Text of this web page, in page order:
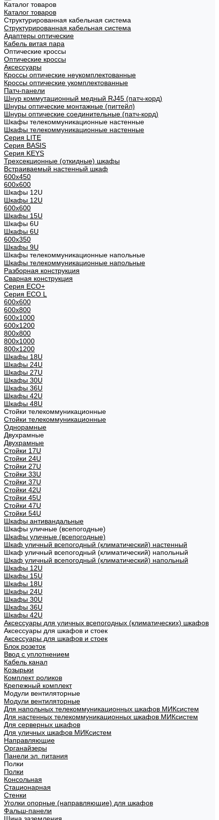
Каталог товаров
Каталог товаров
Структурированная кабельная система
Структурированная кабельная система
Адаптеры оптические
Кабель витая пара
Оптические кроссы
Оптические кроссы
Аксессуары
Кроссы оптические неукомплектованные
Кроссы оптические укомплектованные
Патч-панели
Шнур коммутационный медный RJ45 (патч-корд)
Шнуры оптические монтажные (пигтейл)
Шнуры оптические соединительные (патч-корд)
Шкафы телекоммуникационные настенные
Шкафы телекоммуникационные настенные
Cерия LITE
Cерия BASIS
Cерия KEYS
Трехсекционные (откидные) шкафы
Встраиваемый настенный шкаф
600x450
600x600
Шкафы 12U
Шкафы 12U
600x600
Шкафы 15U
Шкафы 6U
Шкафы 6U
600x350
Шкафы 9U
Шкафы телекоммуникационные напольные
Шкафы телекоммуникационные напольные
Разборная конструкция
Сварная конструкция
Серия ECO+
Серия ECO L
600x600
600x800
600х1000
600х1200
800x800
800х1000
800х1200
Шкафы 18U
Шкафы 24U
Шкафы 27U
Шкафы 30U
Шкафы 36U
Шкафы 42U
Шкафы 48U
Стойки телекоммуникационные
Стойки телекоммуникационные
Однорамные
Двухрамные
Двухрамные
Стойки 17U
Стойки 24U
Стойки 27U
Стойки 33U
Стойки 37U
Стойки 42U
Стойки 45U
Стойки 47U
Стойки 54U
Шкафы антивандальные
Шкафы уличные (всепогодные)
Шкафы уличные (всепогодные)
Шкаф уличный всепогодный (климатический) настенный
Шкаф уличный всепогодный (климатический) напольный
Шкаф уличный всепогодный (климатический) напольный
Шкафы 12U
Шкафы 15U
Шкафы 18U
Шкафы 24U
Шкафы 30U
Шкафы 36U
Шкафы 42U
Аксессуары для уличных всепогодных (климатических) шкафов
Аксессуары для шкафов и стоек
Аксессуары для шкафов и стоек
Блок розеток
Ввод с уплотнением
Кабель канал
Козырьки
Комплект роликов
Крепежный комплект
Модули вентиляторные
Модули вентиляторные
Для напольных телекоммуникационных шкафов МИКсистем
Для настенных телекоммуникационных шкафов МИКсистем
Для серверных шкафов
Для уличных шкафов МИКсистем
Направляющие
Органайзеры
Панели эл. питания
Полки
Полки
Консольная
Стационарная
Стенки
Уголки опорные (направляющие) для шкафов
Фальш-панели